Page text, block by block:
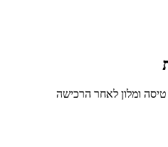
טיסה ומלון לאחר הרכישה